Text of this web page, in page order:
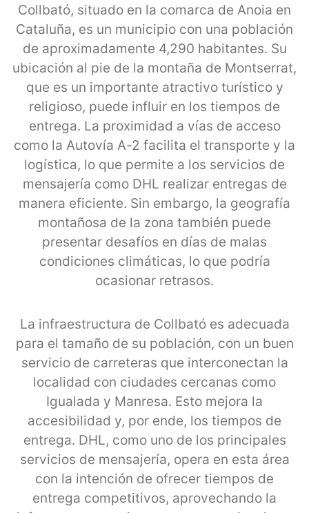
Collbató, situado en la comarca de Anoia en
Cataluña, es un municipio con una población
de aproximadamente 4,290 habitantes. Su
ubicación al pie de la montaña de Montserrat,
que es un importante atractivo turístico y
religioso, puede influir en los tiempos de
entrega. La proximidad a vías de acceso
como la Autovía A-2 facilita el transporte y la
logística, lo que permite a los servicios de
mensajería como DHL realizar entregas de
manera eficiente. Sin embargo, la geografía
montañosa de la zona también puede
presentar desafíos en días de malas
condiciones climáticas, lo que podría
ocasionar retrasos.
La infraestructura de Collbató es adecuada
para el tamaño de su población, con un buen
servicio de carreteras que interconectan la
localidad con ciudades cercanas como
Igualada y Manresa. Esto mejora la
accesibilidad y, por ende, los tiempos de
entrega. DHL, como uno de los principales
servicios de mensajería, opera en esta área
con la intención de ofrecer tiempos de
entrega competitivos, aprovechando la